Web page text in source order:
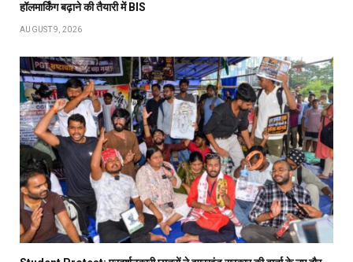
हॉलमार्किंग बढ़ाने की तैयारी में BIS
AUGUST 9, 2026